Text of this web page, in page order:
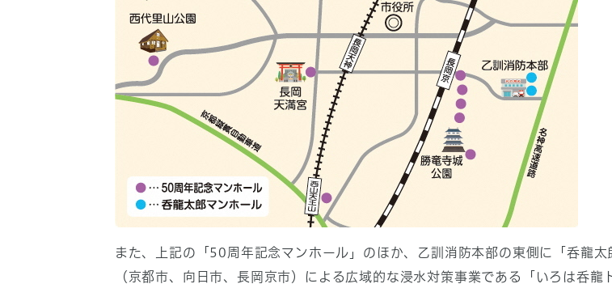
また、上記の「50周年記念マンホール」のほか、乙訓消防本部の東側に「呑龍
（京都市、向日市、長岡京市）による広域的な浸水対策事業である「いろは呑